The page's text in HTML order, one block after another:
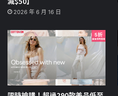
2026 年 6 月 16 日